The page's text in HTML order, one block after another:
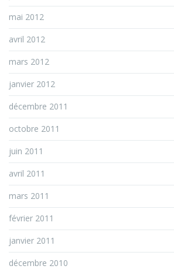
mai 2012
avril 2012
mars 2012
janvier 2012
décembre 2011
octobre 2011
juin 2011
avril 2011
mars 2011
février 2011
janvier 2011
décembre 2010